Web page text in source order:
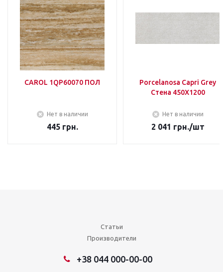
CAROL 1QP60070 ПОЛ
Нет в наличии
445грн.
Porcelanosa Capri Grey
Стена 450Х1200
Нет в наличии
2 041 грн./шт
Статьи
Производители
+38 044 000-00-00